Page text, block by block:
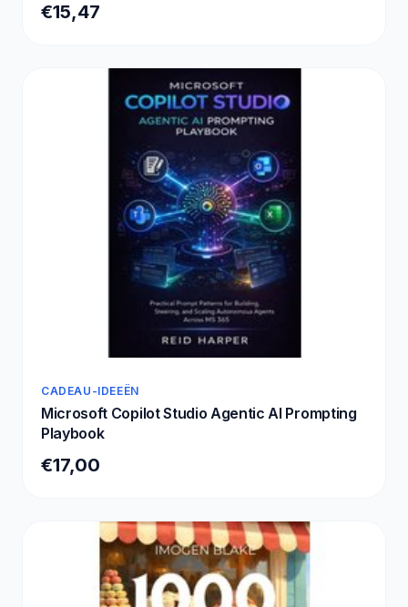
€15,47
CADEAU-IDEEËN
Microsoft Copilot Studio Agentic AI Prompting
Playbook
€17,00